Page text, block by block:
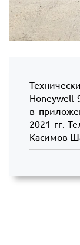
Honeywell
в
2021 гг.
Касимов